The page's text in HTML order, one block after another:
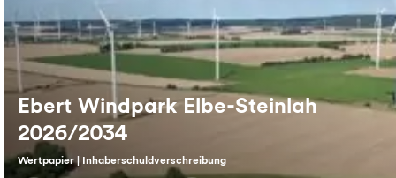
Ebert Windpark Elbe-Steinlah
2026/2034
Wertpapier | Inhaberschuldverschreibung